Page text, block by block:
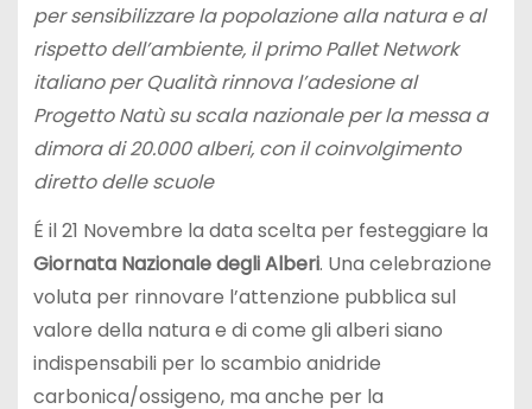
per sensibilizzare la popolazione alla natura e al
rispetto dell’ambiente, il primo Pallet Network
italiano per Qualità rinnova l’adesione al
Progetto Natù su scala nazionale per la messa a
dimora di 20.000 alberi, con il coinvolgimento
diretto delle scuole
É il 21 Novembre la data scelta per festeggiare la
Giornata Nazionale degli Alberi. Una celebrazione
voluta per rinnovare l’attenzione pubblica sul
valore della natura e di come gli alberi siano
indispensabili per lo scambio anidride
carbonica/ossigeno, ma anche per la